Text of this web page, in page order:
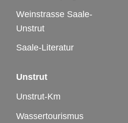
Weinstrasse Saale-
Unstrut
Saale-Literatur
Unstrut
Unstrut-Km
Wassertourismus